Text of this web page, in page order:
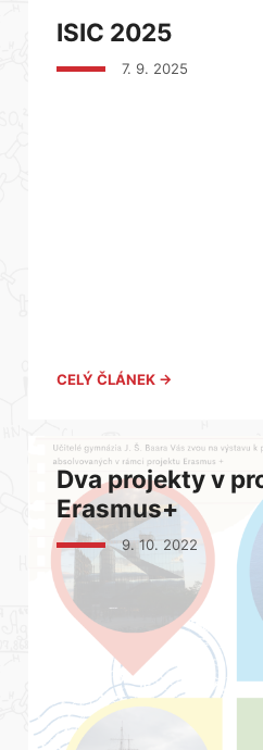
ISIC 2025
7. 9. 2025
CELÝ ČLÁNEK →
Dva projekty v
Erasmus+
9. 10. 2022